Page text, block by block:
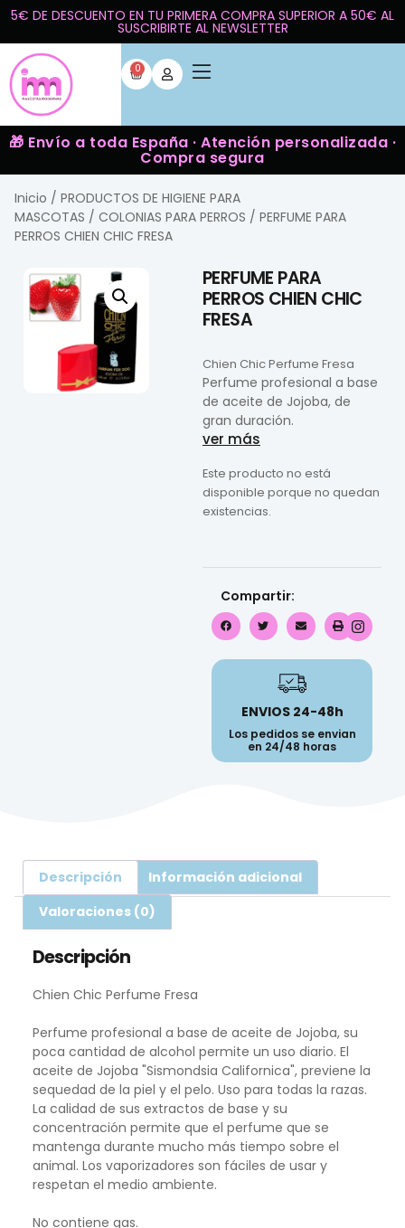
5€ DE DESCUENTO EN TU PRIMERA COMPRA SUPERIOR A 50€ AL
SUSCRIBIRTE AL NEWSLETTER
0
🎁 Envío a toda España · Atención personalizada ·
Compra segura
Inicio / PRODUCTOS DE HIGIENE PARA
MASCOTAS / COLONIAS PARA PERROS / PERFUME PARA
PERROS CHIEN CHIC FRESA
PERFUME PARA
PERROS CHIEN CHIC
FRESA
Chien Chic Perfume Fresa
Perfume profesional a base
de aceite de Jojoba, de
gran duración.
ver más
Este producto no está
disponible porque no quedan
existencias.
Compartir:
ENVIOS 24-48h
Los pedidos se envian
en 24/48 horas
Descripción
Información adicional
Valoraciones (0)
Descripción
Chien Chic Perfume Fresa
Perfume profesional a base de aceite de Jojoba, su
poca cantidad de alcohol permite un uso diario. El
aceite de Jojoba "Sismondsia Californica", previene la
sequedad de la piel y el pelo. Uso para todas la razas.
La calidad de sus extractos de base y su
concentración permite que el perfume que se
mantenga durante mucho más tiempo sobre el
animal. Los vaporizadores son fáciles de usar y
respetan el medio ambiente.
No contiene gas.